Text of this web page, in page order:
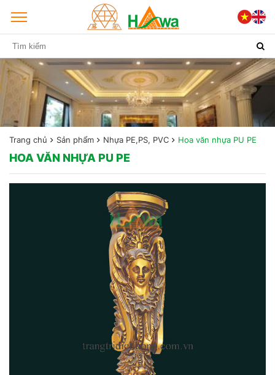
Trang chủ Sản phẩm Nhựa PE,PS, PVC Hoa văn nhựa PU PE
HOA VĂN NHỰA PU PE